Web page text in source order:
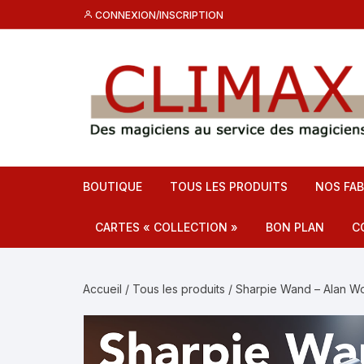
au
CONNEXION/INSCRIPTION
BOUTIQUE TOUS LES PRODUITS NOS
CARTES « COLLECTION » BON PLAN
Accueil / Tous les produits / Sharpie Wand – Alan